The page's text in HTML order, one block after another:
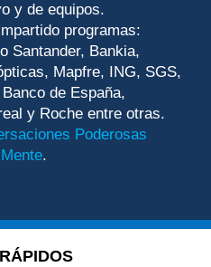
y de equipos.
programas:
Santander, Bankia,
Mapfre, ING, SGS,
de España,
y Roche entre otras.
Poderosas
.